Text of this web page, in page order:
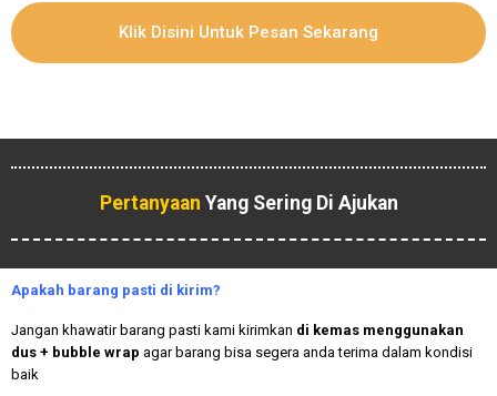
Klik Disini Untuk Pesan Sekarang
Pertanyaan Yang Sering Di Ajukan
Apakah barang pasti di kirim?
Jangan khawatir barang pasti kami kirimkan di kemas menggunakan
dus + bubble wrap agar barang bisa segera anda terima dalam kondisi
baik